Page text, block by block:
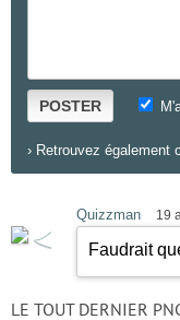
POSTER
› Retrouvez également
Quizzman 19
Faudrait
LE TOUT DERNIER